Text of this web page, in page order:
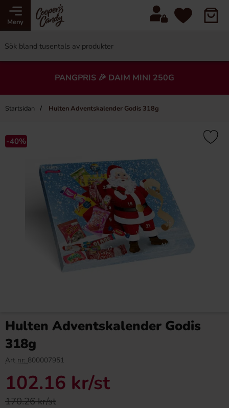
Meny
PANGPRIS 🎉 DAIM MINI 250G
Startsidan Hulten Adventskalender Godis 318g
-40%
Hulten Adventskalender Godis
318g
Art nr: 800007951
102.16 kr/st
170.26 kr/st